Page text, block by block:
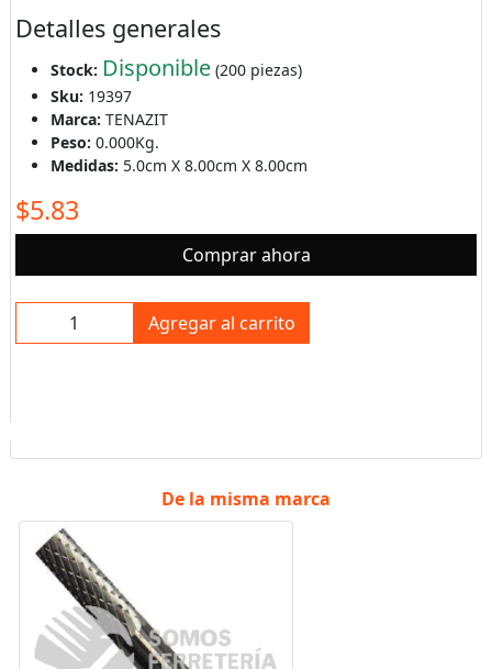
Detalles generales
Stock: Disponible(200 piezas)
Sku: 19397
Marca: TENAZIT
Peso: 0.000Kg.
Medidas: 5.0cm X 8.00cm X 8.00cm
$5.83
Comprar ahora
Agregar al carrito
De la misma marca